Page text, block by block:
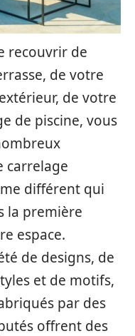
recouvrir de
de votre
de votre
de piscine, vous
carrelage
différent qui
la première
espace.
de designs, de
et de motifs,
par des
offrent des